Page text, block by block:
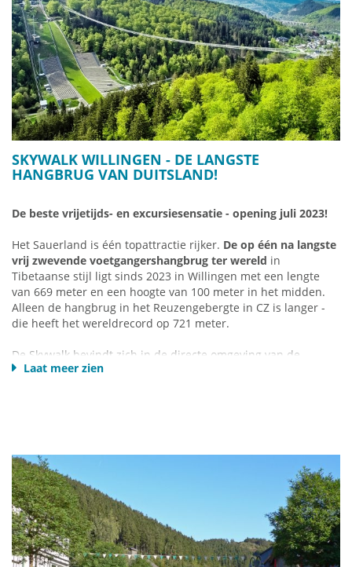
Sport-, vrijetijds- en skigebieden bevinden zich direct rond
het stadscentrum. Ze zijn dan ook op loopafstand wat de plek
erg compact maakt. Tijdens uw vakantie in Willingen kunt u
uw auto meestal achterlaten, vooral omdat u met de
Sauerland Card gratis gebruik kunt maken van de bus & trein
door het Sauerland.Dienstregelingen en meer informatie zijn
verkrijgbaar bij deVVV Willingen.
SKYWALK WILLINGEN - DE LANGSTE
HANGBRUG VAN DUITSLAND!
De beste vrijetijds- en excursiesensatie - opening juli 2023!
Het Sauerland is één topattractie rijker. De op één na langste
vrij zwevende voetgangershangbrug ter wereld in
Tibetaanse stijl ligt sinds 2023 in Willingen met een lengte
van 669 meter en een hoogte van 100 meter in het midden.
Alleen de hangbrug in het Reuzengebergte in CZ is langer -
die heeft het wereldrecord op 721 meter.
De Skywalk bevindt zich in de directe omgeving van de
Mühlenkopf-Skischans - de grootste grote heuvel ter wereld.
bovenregionaal karakter, waardoor de al zeer populair
vakantieoord een absolute bezoekerstrekker voor Sauerlandse
vakantiegangers en dagjesmensen.
Waar in het Sauerland uw
vakantieverblijf ook is - een dagje Willingen met zijn talrijke
superattracties staat nu op het programma!
Meer info en Online-Tickets klik HIER
Laat meer zien